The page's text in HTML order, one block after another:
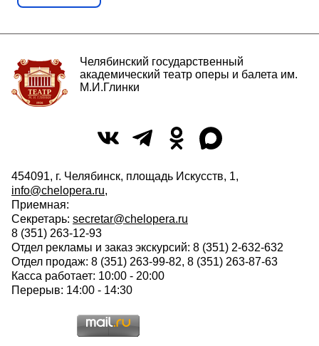
Челябинский государственный
академический театр оперы и балета им.
М.И.Глинки
454091, г. Челябинск, площадь Искусств, 1,
info@chelopera.ru,
Приемная:
Секретарь: secretar@chelopera.ru
8 (351) 263-12-93
Отдел рекламы и заказ экскурсий: 8 (351) 2-632-632
Отдел продаж: 8 (351) 263-99-82, 8 (351) 263-87-63
Касса работает: 10:00 - 20:00
Перерыв: 14:00 - 14:30